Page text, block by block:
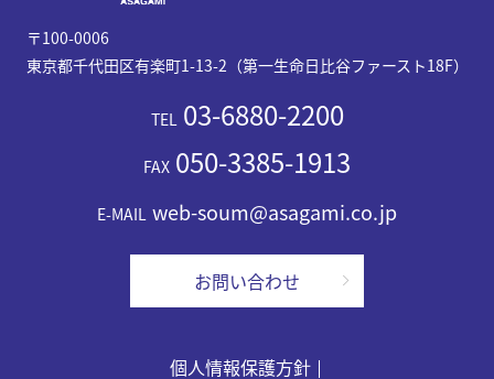
〒100-0006
東京都千代田区有楽町1-13-2（第一生命日比谷ファースト18F）
TEL 03-6880-2200
FAX 050-3385-1913
E-MAIL web-soum@asagami.co.jp
お問い合わせ
個人情報保護方針